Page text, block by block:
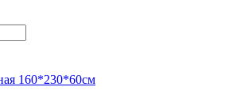
160*230*60см